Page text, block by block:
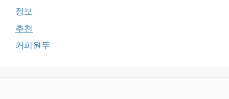
정보
추천
커피원두